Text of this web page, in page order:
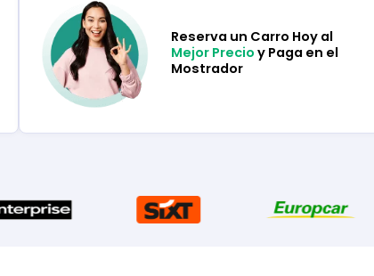
Reserva un Carro Hoy al
Mejor Precio y Paga en el
Mostrador